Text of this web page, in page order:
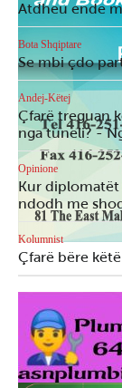
Atdheu ende
Bota Shqiptare
Se mbi çdo
Andej-Këtej
Çfarë treguan
nga tuneli? -
Opinione
Kur diplomatët
ndodh me
Kolumnist
Çfarë bëre